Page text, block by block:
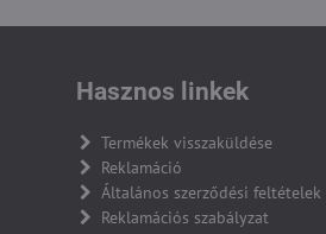
Hasznos linkek
Termékek visszaküldése
Reklamáció
Általános szerződési feltételek
Reklamációs szabályzat